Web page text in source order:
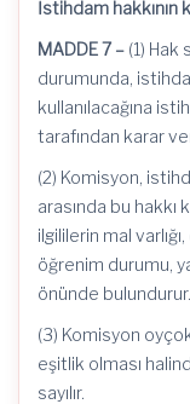
İstihdam hakkının
MADDE 7 – (1) Hak
durumunda,
kullanılacağına
tarafından karar
(2) Komisyon,
arasında bu hakkı
ilgililerin mal
öğrenim durumu,
önünde bulundurur.
(3) Komisyon
eşitlik olması
sayılır.